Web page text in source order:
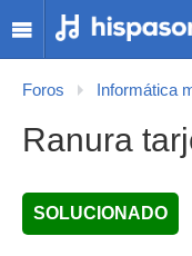
Foros Informática
Ranura
SOLUCIONADO